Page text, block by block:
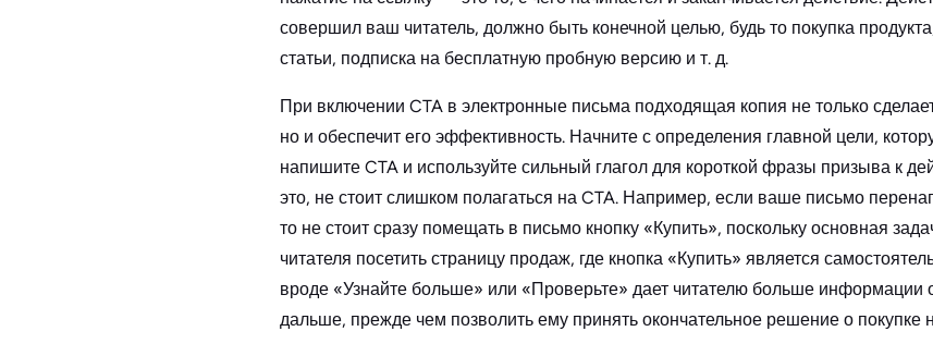
совершил ваш читатель, должно быть конечной целью, будь то покупка
статьи, подписка на бесплатную пробную версию и т. д.
При включении CTA в электронные письма подходящая копия не только
но и обеспечит его эффективность. Начните с определения главной цели,
напишите CTA и используйте сильный глагол для короткой фразы призыва к
это, не стоит слишком полагаться на CTA. Например, если ваше письмо
то не стоит сразу помещать в письмо кнопку «Купить», поскольку основная
читателя посетить страницу продаж, где кнопка «Купить» является
вроде «Узнайте больше» или «Проверьте» дает читателю больше информации
дальше, прежде чем позволить ему принять окончательное решение о покупке